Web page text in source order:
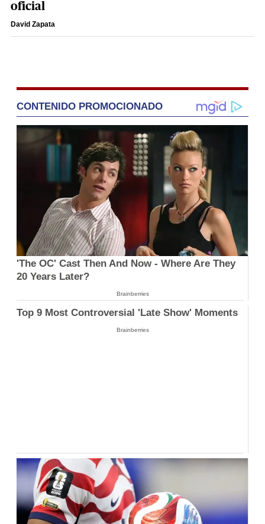
oficial
David Zapata
CONTENIDO PROMOCIONADO
'The OC' Cast Then And Now - Where Are They
20 Years Later?
Brainberries
Top 9 Most Controversial 'Late Show' Moments
Brainberries